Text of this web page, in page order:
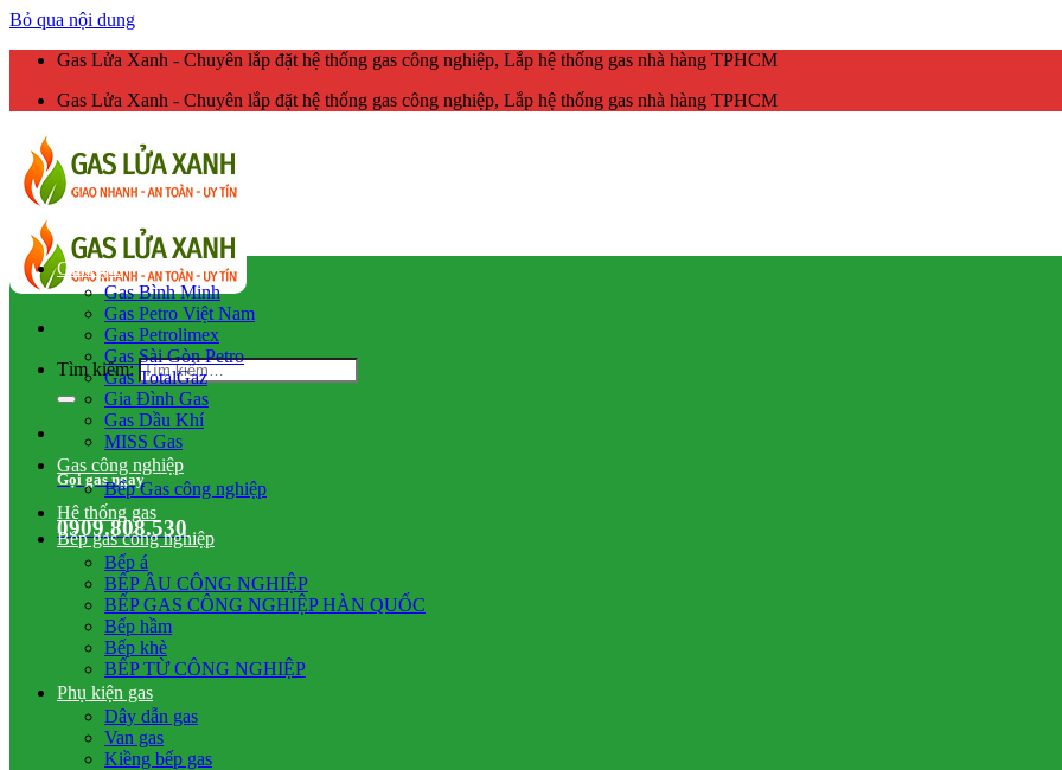
Bỏ qua nội dung
Gas Lửa Xanh - Chuyên lắp đặt hệ thống gas công nghiệp, Lắp hệ thống gas nhà hàng TPHCM
Gas Lửa Xanh - Chuyên lắp đặt hệ thống gas công nghiệp, Lắp hệ thống gas nhà hàng TPHCM
Tìm kiếm:
Gọi gas ngay
0909.808.530
Giao gas
Gas Bình Minh
Gas Petro Việt Nam
Gas Petrolimex
Gas Sài Gòn Petro
Gas TotalGaz
Gia Đình Gas
Gas Dầu Khí
MISS Gas
Gas công nghiệp
Bếp Gas công nghiệp
Hệ thống gas
Bếp gas công nghiệp
Bếp á
BẾP ÂU CÔNG NGHIỆP
BẾP GAS CÔNG NGHIỆP HÀN QUỐC
Bếp hầm
Bếp khè
BẾP TỪ CÔNG NGHIỆP
Phụ kiện gas
Dây dẫn gas
Van gas
Kiềng bếp gas